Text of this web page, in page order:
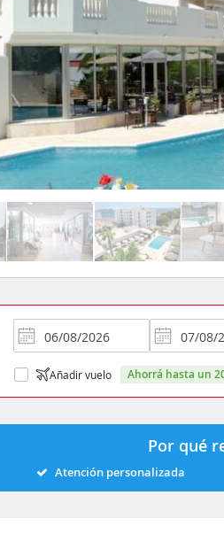
Añadir vuelo ahorrá hasta un
Por qué
Atención personalizada